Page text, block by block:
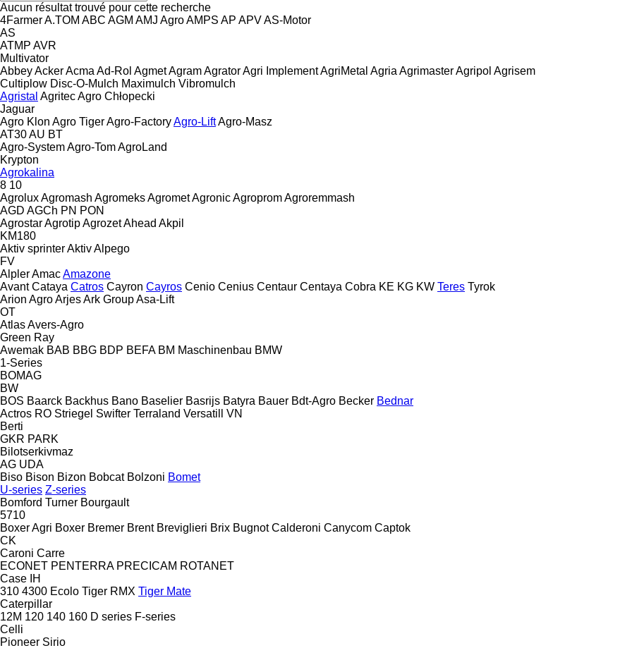
Aucun résultat trouvé pour cette recherche
4FarmerA.TOM ABC AGM AMJ AgroAMPS AP APVAS-Motor
AS
ATMP AVR
Multivator
AbbeyAckerAcma Ad-Rol AgmetAgramAgratorAgri ImplementAgriMetal Agria AgrimasterAgripol Agrisem
Cultiplow Disc-O-Mulch Maximulch Vibromulch
Agristal AgritecAgro Chłopecki
Jaguar
Agro Klon Agro TigerAgro-FactoryAgro-LiftAgro-Masz
AT30AU BT
Agro-SystemAgro-TomAgroLand
Krypton
Agrokalina
8 10
AgroluxAgromash AgromeksAgrometAgronicAgropromAgroremmash
AGD AGCh PN PON
AgrostarAgrotipAgrozetAhead Akpil
KM180
Aktiv sprinterAktivAlpego
FV
AlplerAmacAmazone
Avant Cataya Catros Cayron Cayros Cenio Cenius Centaur Centaya Cobra KE KG KW Teres Tyrok
Arion AgroArjesArk GroupAsa-Lift
OT
AtlasAvers-Agro
Green Ray
Awemak BAB BBG BDP BEFA BM Maschinenbau BMW
1-Series
BOMAG
BW
BOS Baarck Backhus Bano Baselier Basrijs Batyra Bauer Bdt-Agro Becker Bednar
Actros RO Striegel Swifter Terraland Versatill VN
Berti
GKR PARK
Bilotserkivmaz
AG UDA
Biso Bison Bizon Bobcat Bolzoni Bomet
U-series Z-series
Bomford Turner Bourgault
5710
Boxer Agri Boxer Bremer Brent Breviglieri Brix Bugnot Calderoni Canycom Captok
CK
Caroni Carre
ECONET PENTERRA PRECICAM ROTANET
Case IH
310 4300 Ecolo Tiger RMX Tiger Mate
Caterpillar
12M 120 140 160 D series F-series
Celli
Pioneer Sirio